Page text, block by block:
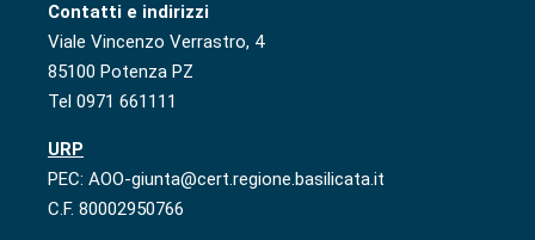
Contatti e indirizzi
Viale Vincenzo Verrastro, 4
85100 Potenza PZ
Tel 0971 661111
URP
PEC: AOO-giunta@cert.regione.basilicata.it
C.F. 80002950766